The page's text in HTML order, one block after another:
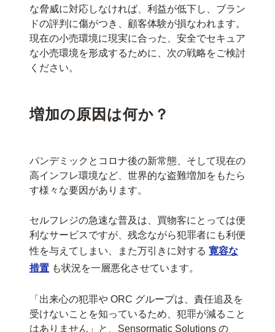
な脅威に対応しなければ、利益が低下し、ブラン
ドの評判に傷がつき、顧客体験が損なわれます。
現在の小売環境に現実に合った、安全でセキュア
な小売環境を形成するために、次の戦略をご検討
ください。
増加の原因は何か？
パンデミックとコロナ後の新常態、そして現在の
高インフレ環境など、世界的な盗難増加をもたら
す様々な要因があります。
セルフレジの急速な普及は、買物客にとっては便
利なサービスですが、残念ながら犯罪者にも利便
性を与えてしまい、また万引きに対する 寛容な
措置 も状況を一層悪化させています。
「出来心の犯罪や ORC グループは、責任追及を
受けないことを知っているため、犯罪が減ること
はありません」と、Sensormatic Solutions の